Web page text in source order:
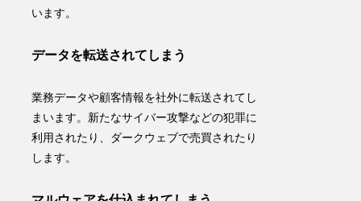
います。
データを転送されてしまう
業務データや顧客情報を社外に転送されてし
まいます。新たなサイバー攻撃などの犯罪に
利用 されたり、 ダークウェブで売買されたり
します。